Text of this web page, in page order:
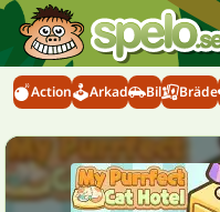
Action Arkad Bil Bräde